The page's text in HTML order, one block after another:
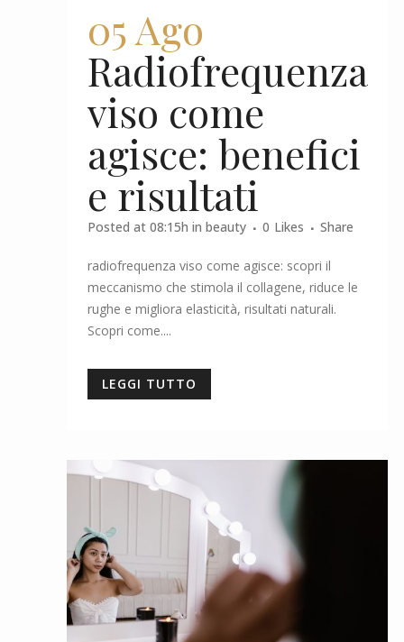
05 Ago
Radiofrequenza
viso come
agisce: benefici
e risultati
Posted at 08:15h in beauty 0 Likes Share
radiofrequenza viso come agisce: scopri il
meccanismo che stimola il collagene, riduce le
rughe e migliora elasticità, risultati naturali.
Scopri come....
LEGGI TUTTO